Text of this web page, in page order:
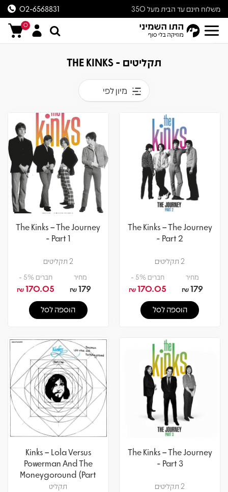
משלוח חינם עד הבית מעל 350
ש״ח
02-6568831
0
תקליטים - THE KINKS
מיון לפי
The Kinks – The Journey
- Part 2
2 תקליטים
מחיר
179
₪
חברים 5% -
170.05
₪
הוספה לסל
The Kinks – The Journey
- Part 1
2 תקליטים
מחיר
179
₪
חברים 5% -
170.05
₪
הוספה לסל
The Kinks – The Journey
- Part 3
2 תקליטים
Kinks – Lola Versus
Powerman And The
Moneygoround (Part
One)
תקליט